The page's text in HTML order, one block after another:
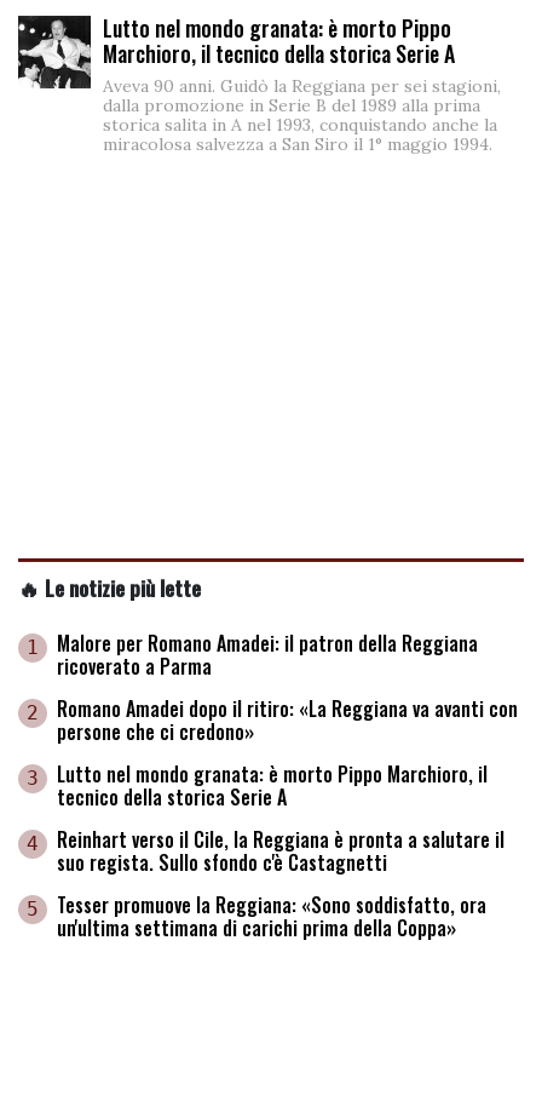
Lutto nel mondo granata: è morto Pippo
Marchioro, il tecnico della storica Serie A
Aveva 90 anni. Guidò la Reggiana per sei stagioni,
dalla promozione in Serie B del 1989 alla prima
storica salita in A nel 1993, conquistando anche la
miracolosa salvezza a San Siro il 1° maggio 1994.
🔥 Le notizie più lette
1 Malore per Romano Amadei: il patron della Reggiana
ricoverato a Parma
2 Romano Amadei dopo il ritiro: «La Reggiana va avanti con
persone che ci credono»
3 Lutto nel mondo granata: è morto Pippo Marchioro, il
tecnico della storica Serie A
4 Reinhart verso il Cile, la Reggiana è pronta a salutare il
suo regista. Sullo sfondo c'è Castagnetti
5 Tesser promuove la Reggiana: «Sono soddisfatto, ora
un'ultima settimana di carichi prima della Coppa»